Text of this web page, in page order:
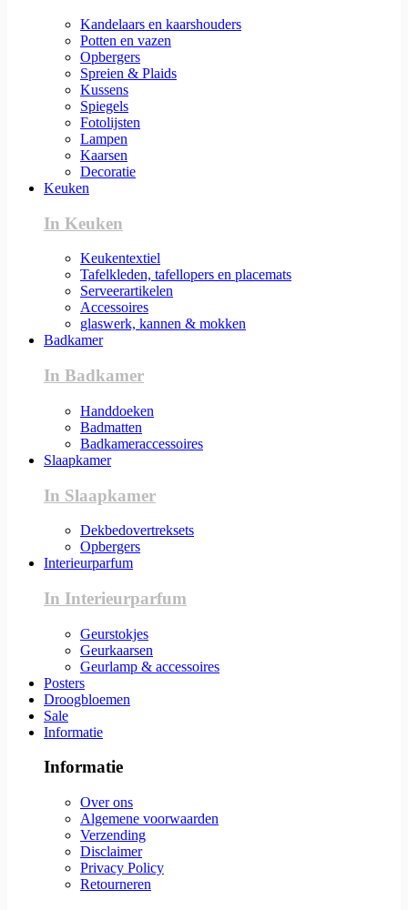
Kandelaars en kaarshouders
Potten en vazen
Opbergers
Spreien & Plaids
Kussens
Spiegels
Fotolijsten
Lampen
Kaarsen
Decoratie
Keuken
In Keuken
Keukentextiel
Tafelkleden, tafellopers en placemats
Serveerartikelen
Accessoires
glaswerk, kannen & mokken
Badkamer
In Badkamer
Handdoeken
Badmatten
Badkameraccessoires
Slaapkamer
In Slaapkamer
Dekbedovertreksets
Opbergers
Interieurparfum
In Interieurparfum
Geurstokjes
Geurkaarsen
Geurlamp & accessoires
Posters
Droogbloemen
Sale
Informatie
Informatie
Over ons
Algemene voorwaarden
Verzending
Disclaimer
Privacy Policy
Retourneren